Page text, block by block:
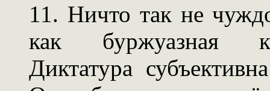
11. Ничто так не
как буржуазная
Диктатура